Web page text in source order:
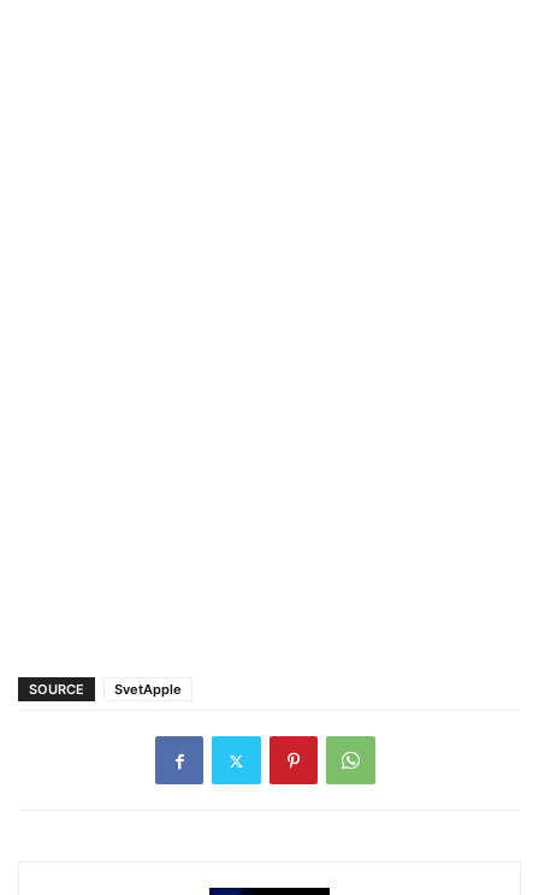
SOURCE SvetApple